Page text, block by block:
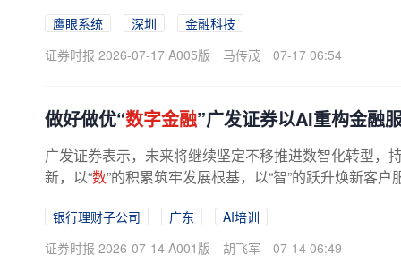
鹰眼系统 深圳
金融科技
证券时报 2026-07-17 A005版
马传茂 07-17 06:54
做好做优“数字金融”广发证券以AI重构金融
广发证券表示，未来将继续坚定不移推进数智化转型，
新，以“数”的积累筑牢发展根基，以“智”的跃升焕新客户
银行理财子公司 广东
AI培训
证券时报 2026-07-14 A001版
胡飞军 07-14 06:49